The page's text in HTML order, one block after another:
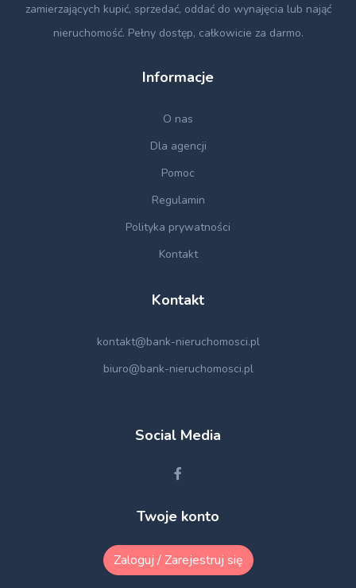
zamierzających kupić, sprzedać, oddać do wynajęcia lub nająć
nieruchomość. Pełny dostęp, całkowicie za darmo.
Informacje
O nas
Dla agencji
Pomoc
Regulamin
Polityka prywatności
Kontakt
Kontakt
kontakt@bank-nieruchomosci.pl
biuro@bank-nieruchomosci.pl
Social Media
Twoje konto
Zaloguj / Zarejestruj się